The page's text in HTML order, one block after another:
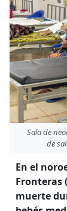
Sala de
de
En el
Fronteras
muerte